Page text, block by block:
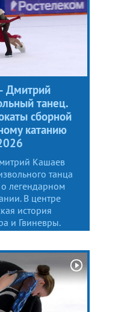
Дмитрий
танец.
сборной
катанию
Кашаев
танца
легендарном
В центре
история
и Гвиневры.